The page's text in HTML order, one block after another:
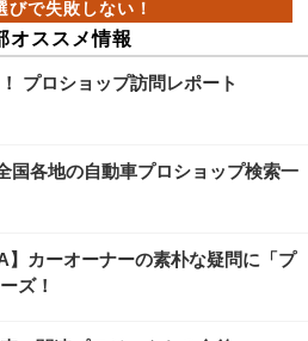
オススメ情報
プロショップ訪問レポート
各地の自動車プロショップ検索一
】カーオーナーの素朴な疑問に「プ
ズ！